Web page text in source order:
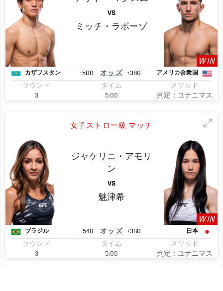
VS
ミッチ・ラポーゾ
WIN
カザフスタン -500 オッズ +380 アメリカ合衆国
ラウンド
3
タイム
5:00
メソッド
判定：ユナニマス
女子ストロー級 マッチ
ジャケリニ・アモリ
ン
VS
魅津希
WIN
ブラジル -540 オッズ +360 日本
ラウンド
3
タイム
5:00
メソッド
判定：ユナニマス